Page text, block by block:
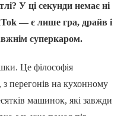
У ці секунди немає ні
— є лише гра, драйв і
суперкаром.
Це філософія
перегонів на кухонному
машинок, які завжди